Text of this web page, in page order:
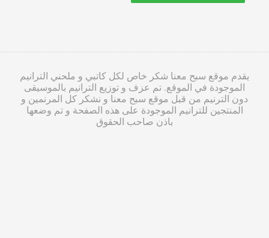
يقدم موقع سبح معنا شكر خاص لكل كاتبي و ملحني الترانيم
الموجودة في الموقع. تم عزف و توزيع الترانيم بالموسيقى
دون الترنيم من قبل موقع سبح معنا و نشكر كل المرنمين و
المنتجين للترانيم الموجودة على هذه الصفحة و تم وضعها
باذن صاحب الحقوق